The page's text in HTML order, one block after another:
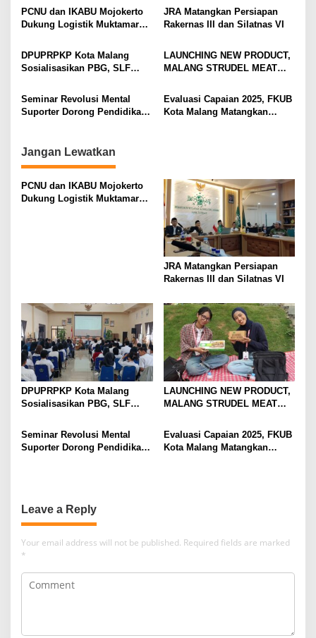
v
g
a
t
i
n
PCNU dan IKABU Mojokerto
Dukung Logistik Muktamar
JRA Matangkan Persiapan
Rakernas III dan Silatnas VI
DPUPRPKP Kota Malang
Sosialisasikan PBG, SLF
SPPG
LAUNCHING NEW PRODUCT,
MALANG STRUDEL MEAT
Seminar Revolusi Mental
Suporter Dorong Pendidikan
Evaluasi Capaian 2025, FKUB
Kota Malang Matangkan
Jangan Lewatkan
PCNU dan IKABU Mojokerto
Dukung Logistik Muktamar
JRA Matangkan Persiapan
Rakernas III dan Silatnas VI
DPUPRPKP Kota Malang
Sosialisasikan PBG, SLF
SPPG
LAUNCHING NEW PRODUCT,
MALANG STRUDEL MEAT
Seminar Revolusi Mental
Suporter Dorong Pendidikan
Evaluasi Capaian 2025, FKUB
Kota Malang Matangkan
Leave a Reply
Your email address will not be published. Required fields are marked
*